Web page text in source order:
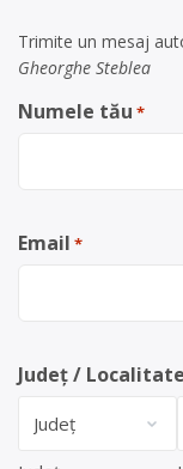
Trimite un mesaj
Gheorghe Steblea
Numele tău *
Email *
Județ / Localitate